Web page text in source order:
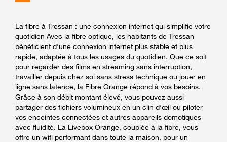
La fibre à Tressan : une connexion internet qui simplifie votre
quotidien Avec la fibre optique, les habitants de Tressan
bénéficient d’une connexion internet plus stable et plus
rapide, adaptée à tous les usages du quotidien. Que ce soit
pour regarder des films en streaming sans interruption,
travailler depuis chez soi sans stress technique ou jouer en
ligne sans latence, la Fibre Orange répond à vos besoins.
Grâce à son débit montant élevé, vous pouvez aussi
partager des fichiers volumineux en un clin d’œil ou piloter
vos enceintes connectées et autres appareils domotiques
avec fluidité. La Livebox Orange, couplée à la fibre, vous
offre un wifi performant dans toute la maison, pour un